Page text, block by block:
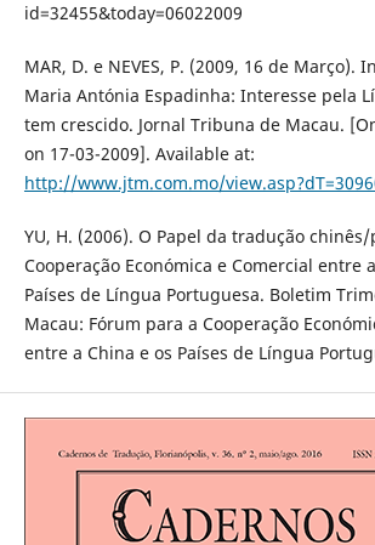
id=32455&today=06022009
MAR, D. e NEVES, P. (2009, 16 de Março).
Maria Antónia Espadinha: Interesse pela
tem crescido. Jornal Tribuna de Macau.
on 17-03-2009]. Available at:
http://www.jtm.com.mo/
YU, H. (2006). O Papel da tradução
Cooperação Económica e Comercial entre
Países de Língua Portuguesa. Boletim
Macau: Fórum para a Cooperação
entre a China e os Países de Língua